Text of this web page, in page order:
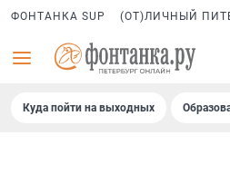
ФОНТАНКА SUP (ОТ)ЛИЧНЫЙ
Куда пойти на выходных